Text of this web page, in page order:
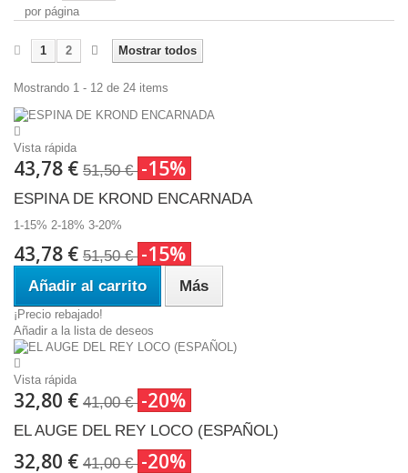
por página
Mostrar todos
1 2
Mostrando 1 - 12 de 24 items
Vista rápida
43,78 € 51,50 € -15%
ESPINA DE KROND ENCARNADA
1-15% 2-18% 3-20%
43,78 € 51,50 € -15%
Añadir al carrito Más
¡Precio rebajado!
Añadir a la lista de deseos
Vista rápida
32,80 € 41,00 € -20%
EL AUGE DEL REY LOCO (ESPAÑOL)
32,80 € 41,00 € -20%